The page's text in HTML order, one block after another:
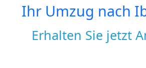
Ihr Umzug nach
Erhalten Sie jetzt